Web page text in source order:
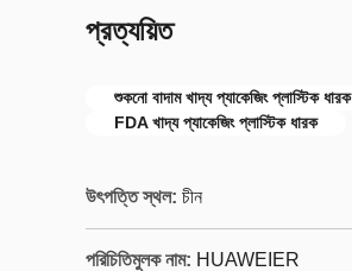
প্রত্যয়িত
শুকনো বাদাম খাদ্য প্যাকেজিং প্লাস্টিক ধারক
FDA খাদ্য প্যাকেজিং প্লাস্টিক ধারক
উৎপত্তি স্থল: চীন
পরিচিতিমুলক নাম: HUAWEIER